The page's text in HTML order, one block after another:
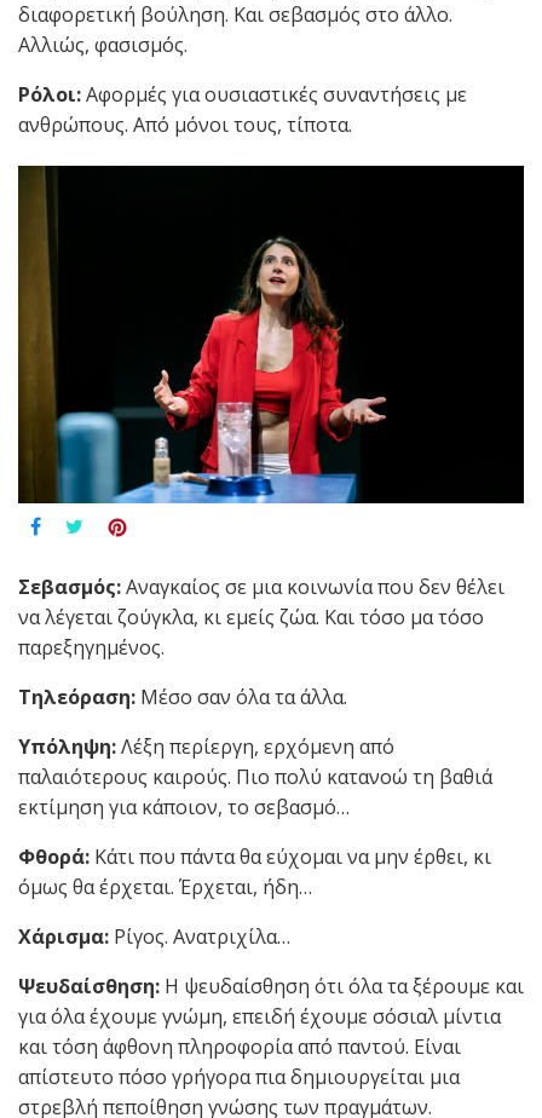
διαφορετική βούληση. Και σεβασμός στο άλλο.
Αλλιώς, φασισμός.
Ρόλοι:Αφορμές για ουσιαστικές συναντήσεις με
ανθρώπους. Από μόνοι τους, τίποτα.
Σεβασμός:Αναγκαίος σε μια κοινωνία που δεν θέλει
να λέγεται ζούγκλα, κι εμείς ζώα. Και τόσο μα τόσο
παρεξηγημένος.
Τηλεόραση: Μέσο σαν όλα τα άλλα.
Υπόληψη:Λέξη περίεργη, ερχόμενη από
παλαιότερους καιρούς. Πιο πολύ κατανοώ τη βαθιά
εκτίμηση για κάποιον, το σεβασμό…
Φθορά: Κάτι που πάντα θα εύχομαι να μην έρθει, κι
όμως θα έρχεται. Έρχεται, ήδη…
Χάρισμα: Ρίγος. Ανατριχίλα…
Ψευδαίσθηση: Η ψευδαίσθηση ότι όλα τα ξέρουμε και
για όλα έχουμε γνώμη, επειδή έχουμε σόσιαλ μίντια
και τόση άφθονη πληροφορία από παντού. Είναι
απίστευτο πόσο γρήγορα πια δημιουργείται μια
στρεβλή πεποίθηση γνώσης των πραγμάτων.